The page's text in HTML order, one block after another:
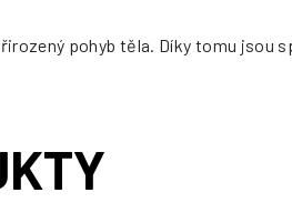
pohyb těla. Díky tomu jsou